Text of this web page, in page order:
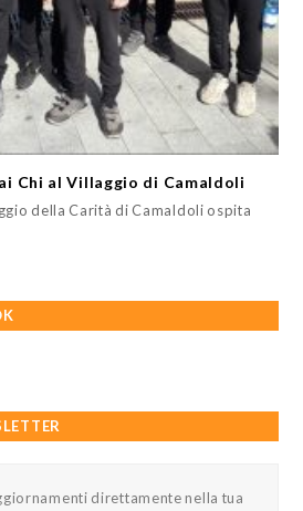
Chi al Villaggio di Camaldoli
della Carità di Camaldoli ospita
direttamente nella tua